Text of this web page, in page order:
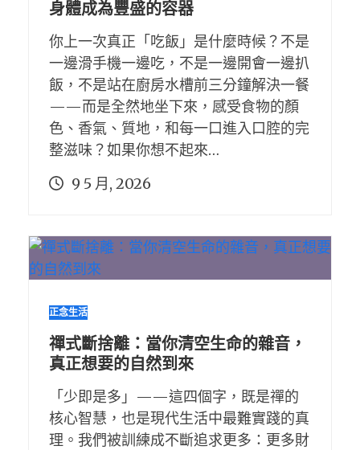
身體成為豐盛的容器
你上一次真正「吃飯」是什麼時候？不是
一邊滑手機一邊吃，不是一邊開會一邊扒
飯，不是站在廚房水槽前三分鐘解決一餐
——而是全然地坐下來，感受食物的顏
色、香氣、質地，和每一口進入口腔的完
整滋味？如果你想不起來…
9 5 月, 2026
正念生活
禪式斷捨離：當你清空生命的雜音，
真正想要的自然到來
「少即是多」——這四個字，既是禪的
核心智慧，也是現代生活中最難實踐的真
理。我們被訓練成不斷追求更多：更多財